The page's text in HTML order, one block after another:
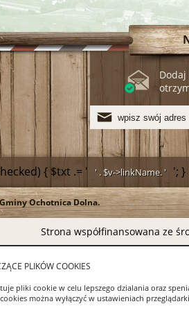
{ $txt .= ' ' . $v->linkName. ' '; }
Ochotnica Dolna.
Strona współfinansowana ze
PLIKÓW COOKIES
pliki cookie w celu lepszego dzialania oraz
można wyłączyć w ustawieniach